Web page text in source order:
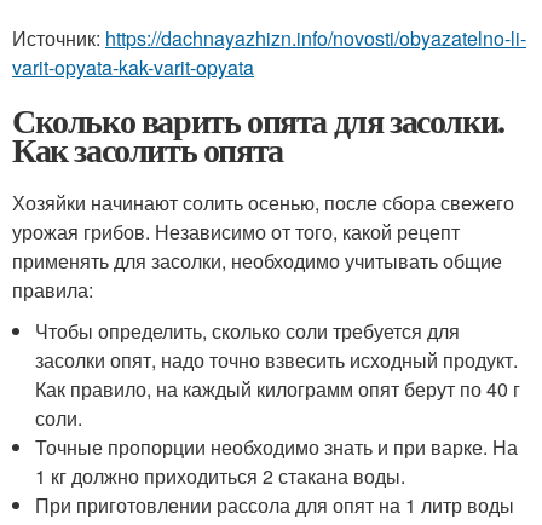
Источник: https://dachnayazhizn.info/novosti/obyazatelno-li-
varit-opyata-kak-varit-opyata
Сколько варить опята для засолки.
Как засолить опята
Хозяйки начинают солить осенью, после сбора свежего
урожая грибов. Независимо от того, какой рецепт
применять для засолки, необходимо учитывать общие
правила:
Чтобы определить, сколько соли требуется для
засолки опят, надо точно взвесить исходный продукт.
Как правило, на каждый килограмм опят берут по 40 г
соли.
Точные пропорции необходимо знать и при варке. На
1 кг должно приходиться 2 стакана воды.
При приготовлении рассола для опят на 1 литр воды